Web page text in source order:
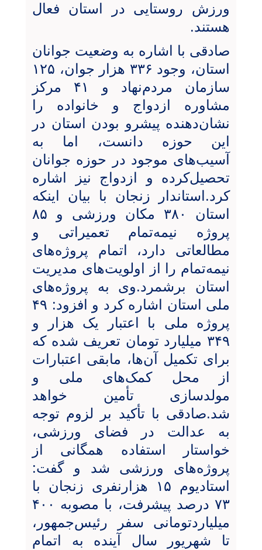
ورزش روستایی در استان فعال
هستند.
صادقی با اشاره به وضعیت جوانان
استان، وجود ۳۳۶ هزار جوان، ۱۲۵
سازمان مردم‌نهاد و ۴۱ مرکز
مشاوره ازدواج و خانواده را
نشان‌دهنده پیشرو بودن استان در
این حوزه دانست، اما به
آسیب‌های موجود در حوزه جوانان
تحصیل‌کرده و ازدواج نیز اشاره
کرد.استاندار زنجان با بیان اینکه
استان ۳۸۰ مکان ورزشی و ۸۵
پروژه نیمه‌تمام تعمیراتی و
مطالعاتی دارد، اتمام پروژه‌های
نیمه‌تمام را از اولویت‌های مدیریت
استان برشمرد.وی به پروژه‌های
ملی استان اشاره کرد و افزود: ۴۹
پروژه ملی با اعتبار یک هزار و
۳۴۹ میلیارد تومان تعریف شده که
برای تکمیل آن‌ها، مابقی اعتبارات
از محل کمک‌های ملی و
مولدسازی تأمین خواهد
شد.صادقی با تأکید بر لزوم توجه
به عدالت در فضای ورزشی،
خواستار استفاده همگانی از
پروژه‌های ورزشی شد و گفت:
استادیوم ۱۵ هزارنفری زنجان با
۷۳ درصد پیشرفت، با مصوبه ۴۰۰
میلیاردتومانی سفر رئیس‌جمهور،
تا شهریور سال آینده به اتمام